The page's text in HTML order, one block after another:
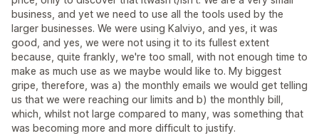
business, and yet we need to use all the tools used by the
larger businesses. We were using Kalviyo, and yes, it was
good, and yes, we were not using it to its fullest extent
because, quite frankly, we're too small, with not enough time to
make as much use as we maybe would like to. My biggest
gripe, therefore, was a) the monthly emails we would get telling
us that we were reaching our limits and b) the monthly bill,
which, whilst not large compared to many, was something that
was becoming more and more difficult to justify.